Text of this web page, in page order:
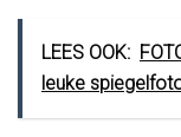
LEES OOK:
leuke